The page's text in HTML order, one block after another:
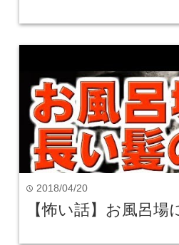
time 2018/04/20
【怖い話】お風呂